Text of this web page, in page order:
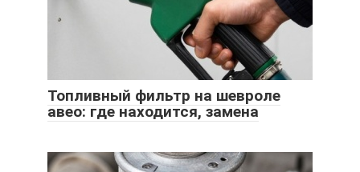
Топливный фильтр на шевроле
авео: где находится, замена